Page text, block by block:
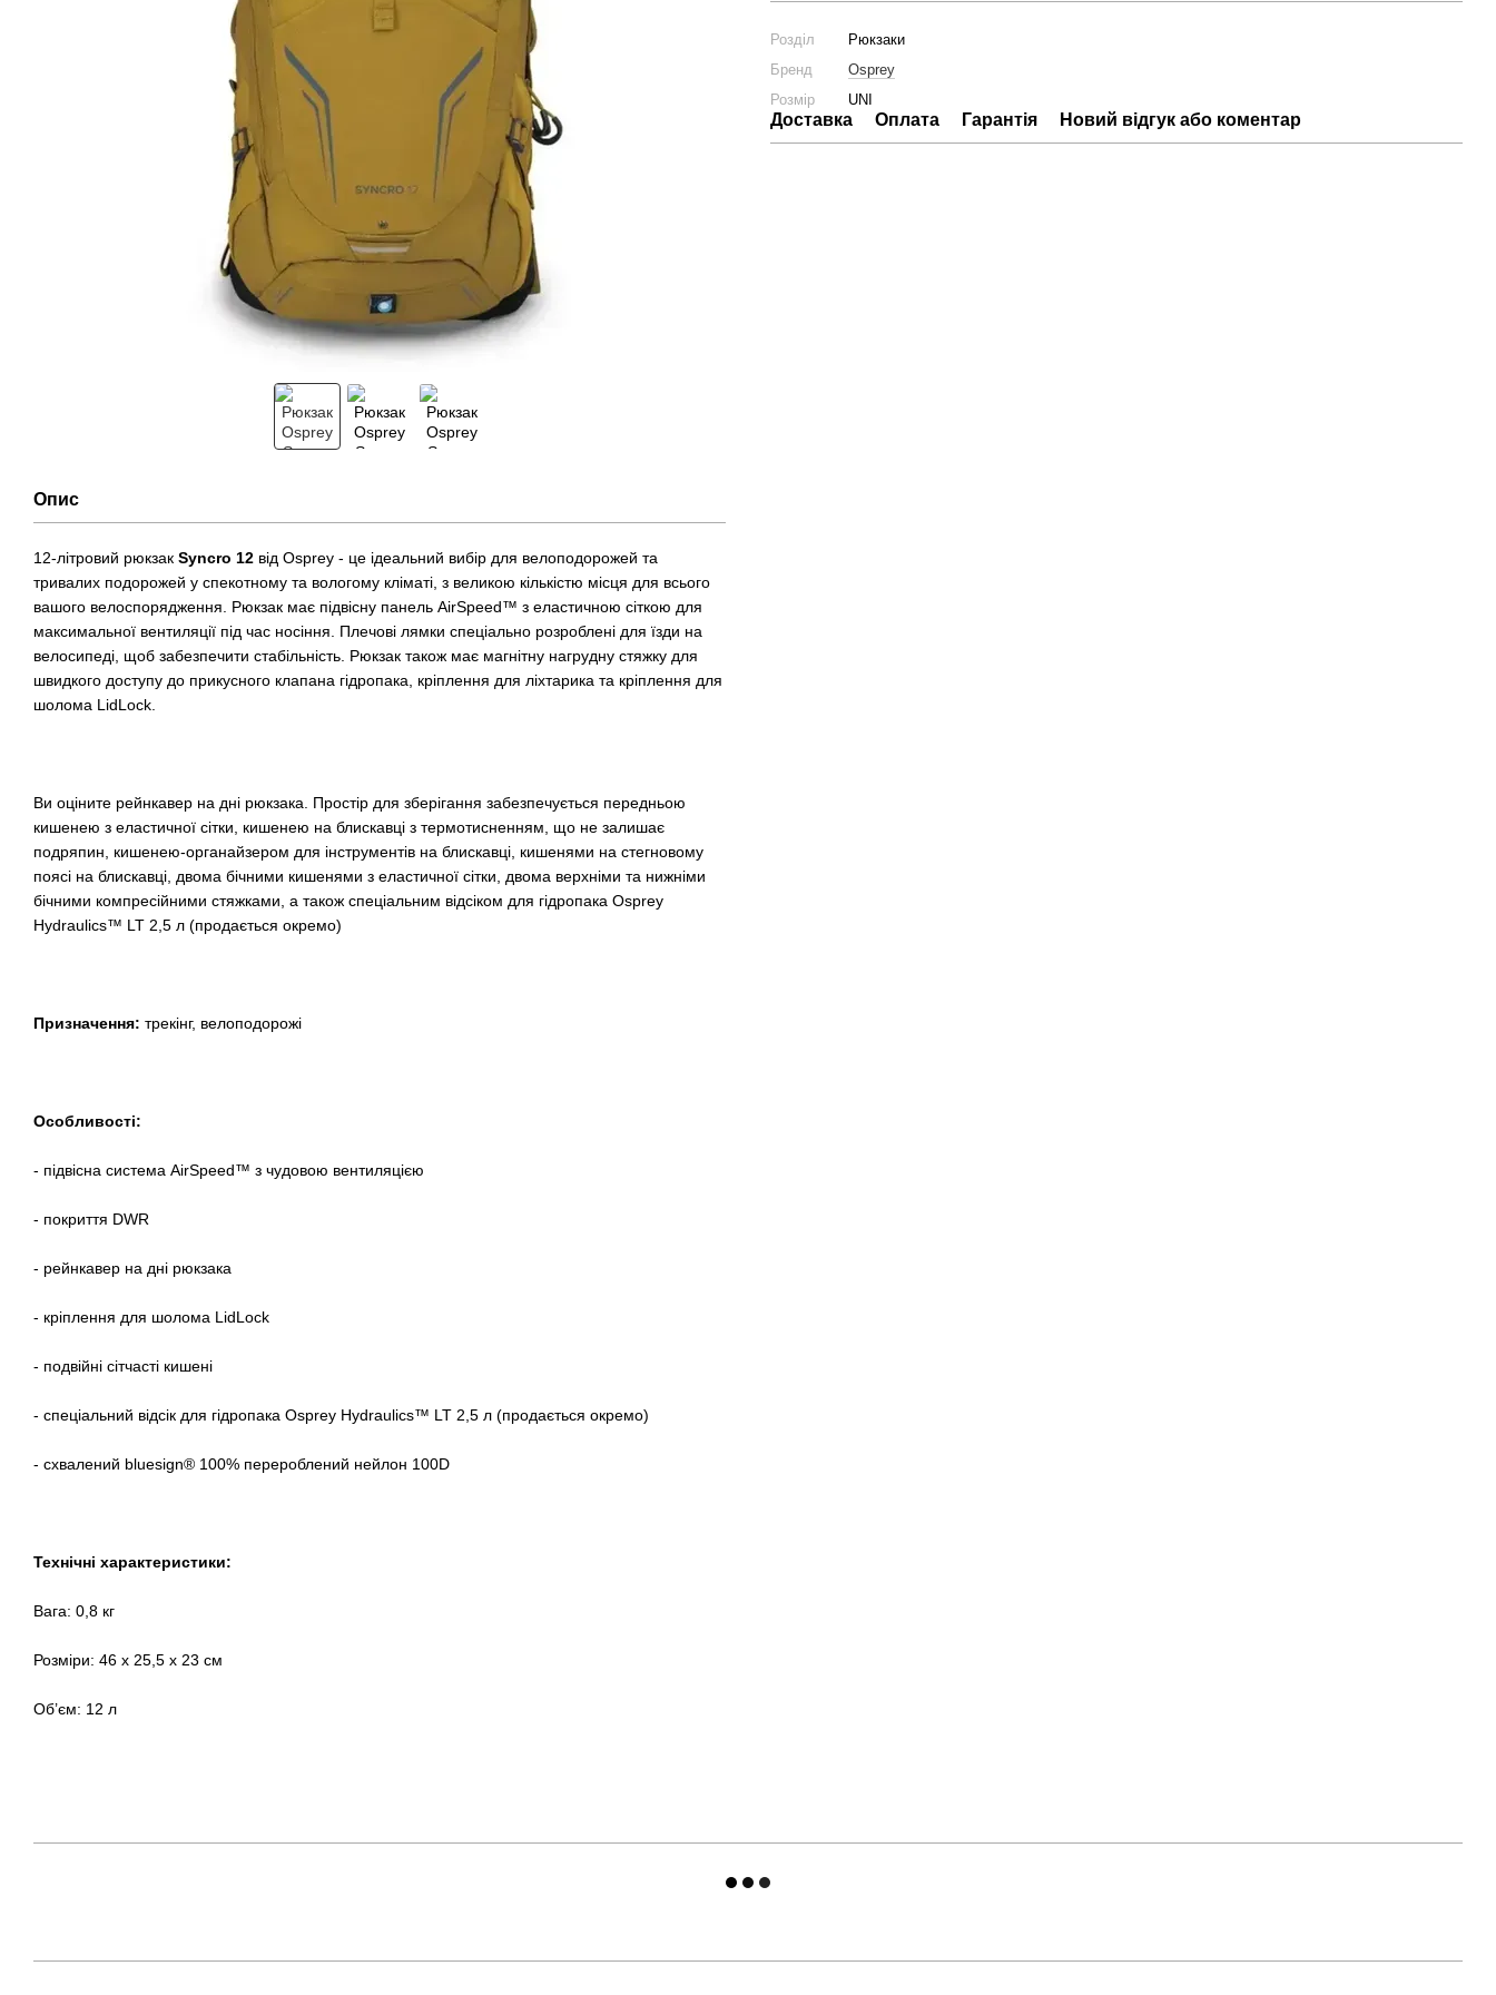
Опис
12-літровий рюкзак Syncro 12 від Osprey - це ідеальний вибір для велоподорожей та
тривалих подорожей у спекотному та вологому кліматі, з великою кількістю місця для всього
вашого велоспорядження. Рюкзак має підвісну панель AirSpeed™ з еластичною сіткою для
максимальної вентиляції під час носіння. Плечові лямки спеціально розроблені для їзди на
велосипеді, щоб забезпечити стабільність. Рюкзак також має магнітну нагрудну стяжку для
швидкого доступу до прикусного клапана гідропака, кріплення для ліхтарика та кріплення для
шолома LidLock.
Ви оціните рейнкавер на дні рюкзака. Простір для зберігання забезпечується передньою
кишенею з еластичної сітки, кишенею на блискавці з термотисненням, що не залишає
подряпин, кишенею-органайзером для інструментів на блискавці, кишенями на стегновому
поясі на блискавці, двома бічними кишенями з еластичної сітки, двома верхніми та нижніми
бічними компресійними стяжками, а також спеціальним відсіком для гідропака Osprey
Hydraulics™ LT 2,5 л (продається окремо)
Призначення: трекінг, велоподорожі
Особливості:
- підвісна система AirSpeed™ з чудовою вентиляцією
- покриття DWR
- рейнкавер на дні рюкзака
- кріплення для шолома LidLock
- подвійні сітчасті кишені
- спеціальний відсік для гідропака Osprey Hydraulics™ LT 2,5 л (продається окремо)
- схвалений bluesign® 100% перероблений нейлон 100D
Технічні характеристики:
Вага: 0,8 кг
Розміри: 46 x 25,5 x 23 см
Об’єм: 12 л
Розділ
Рюкзаки
Бренд
Osprey
Розмір
UNI
Доставка Оплата Гарантія Новий відгук або коментар